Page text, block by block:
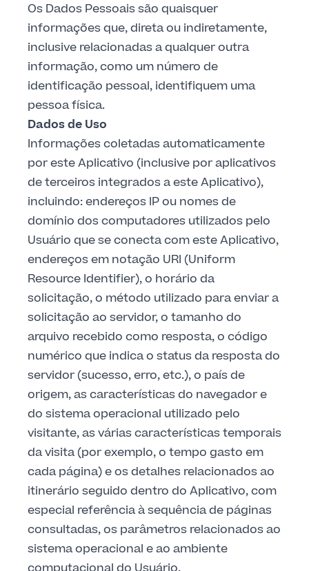
Os Dados Pessoais são quaisquer
informações que, direta ou indiretamente,
inclusive relacionadas a qualquer outra
informação, como um número de
identificação pessoal, identifiquem uma
pessoa física.
Dados de Uso
Informações coletadas automaticamente
por este Aplicativo (inclusive por aplicativos
de terceiros integrados a este Aplicativo),
incluindo: endereços IP ou nomes de
domínio dos computadores utilizados pelo
Usuário que se conecta com este Aplicativo,
endereços em notação URI (Uniform
Resource Identifier), o horário da
solicitação, o método utilizado para enviar a
solicitação ao servidor, o tamanho do
arquivo recebido como resposta, o código
numérico que indica o status da resposta do
servidor (sucesso, erro, etc.), o país de
origem, as características do navegador e
do sistema operacional utilizado pelo
visitante, as várias características temporais
da visita (por exemplo, o tempo gasto em
cada página) e os detalhes relacionados ao
itinerário seguido dentro do Aplicativo, com
especial referência à sequência de páginas
consultadas, os parâmetros relacionados ao
sistema operacional e ao ambiente